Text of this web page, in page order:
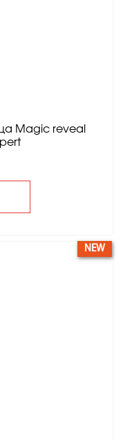
Magic reveal
NEW